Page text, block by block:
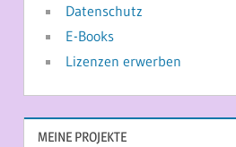
Datenschutz
E-Books
Lizenzen erwerben
MEINE PROJEKTE